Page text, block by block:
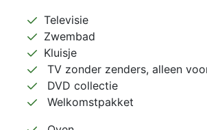
Televisie
Zwembad
Kluisje
TV zonder zenders, alleen
DVD collectie
Welkomstpakket